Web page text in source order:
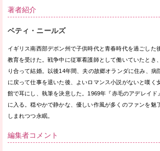
著者紹介
ベティ・ニールズ
イギリス南西部デボン州で子供時代と青春時代を過ごした
教育を受けた。戦争中に従軍看護師として働いていたとき
り合って結婚。以後14年間、夫の故郷オランダに住み、病
に戻って仕事を退いた後、よいロマンス小説がないと嘆く
館で耳にし、執筆を決意した。1969年『赤毛のアデレイド
に入る。穏やかで静かな、優しい作風が多くのファンを魅
しまれつつ永眠。
編集者コメント